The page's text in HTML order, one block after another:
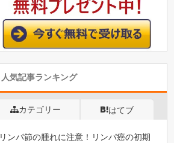
人気記事ランキング
カテゴリー はてブ
リンパ節の腫れに注意！リンパ癌の初期